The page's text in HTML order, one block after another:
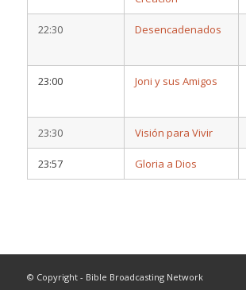
22:30 Desencadenados
23:00 Joni y sus Amigos
23:30 Visión para Vivir
23:57 Gloria a Dios
© Copyright - Bible Broadcasting Network